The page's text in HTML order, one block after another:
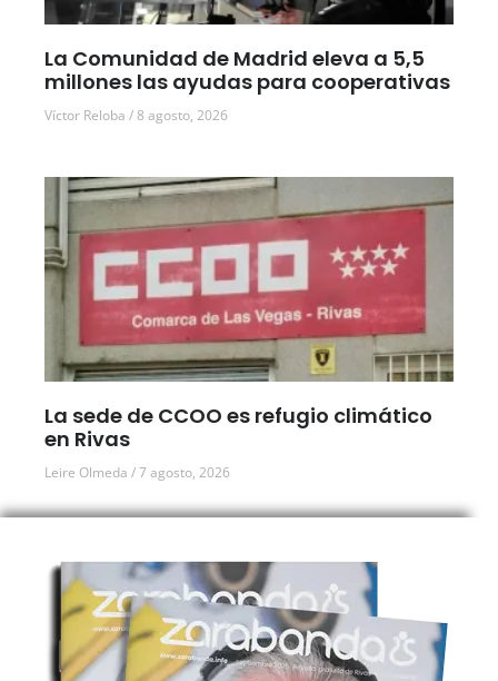
La Comunidad de Madrid eleva a 5,5
millones las ayudas para cooperativas
Víctor Reloba 8 agosto, 2026
La sede de CCOO es refugio climático
en Rivas
Leire Olmeda 7 agosto, 2026